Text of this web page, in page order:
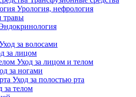
Урология, нефрология
травы
за волосами
за лицом
Уход за лицом и телом
за ногами
Уход за полостью рта
за телом